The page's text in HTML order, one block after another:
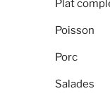
Plat
Poisson
Porc
Salades